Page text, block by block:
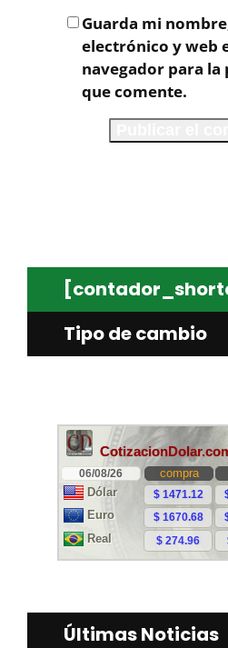
Guarda mi
electrónico y web
navegador para la
que comente.
Tipo de cambio
Últimas Noticias